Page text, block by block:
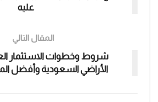
عليه
المقال التالي
شروط وخطوات الاستثمار
الأراضي السعودية وأفضل